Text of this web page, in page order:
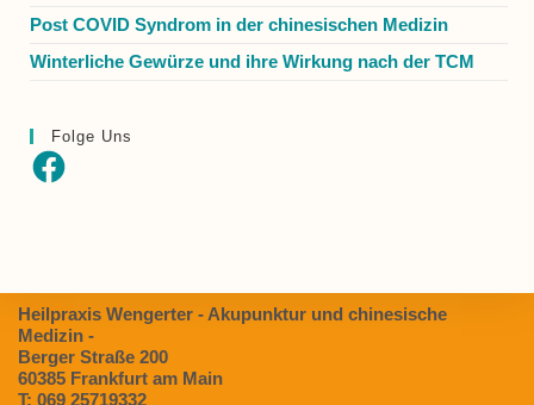
Post COVID Syndrom in der chinesischen Medizin
Winterliche Gewürze und ihre Wirkung nach der TCM
Folge Uns
Facebook
Heilpraxis Wengerter - Akupunktur und chinesische
Medizin -
Berger Straße 200
60385 Frankfurt am Main
T: 069 25719332